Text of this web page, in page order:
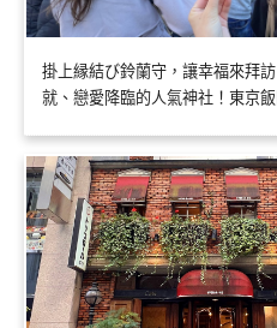
掛上縁結び鈴蘭守，讓幸福來拜
就、戀愛降臨的人氣神社！東京